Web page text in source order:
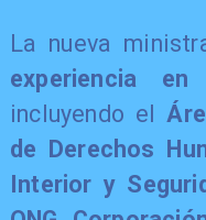
​La nueva
experiencia en
incluyendo el
de Derechos
Interior y